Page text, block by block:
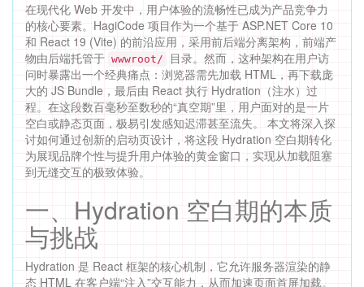
在现代化 Web 开发中，用户体验的流畅性已成为产品竞争力
的核心要素。HagiCode 项目作为一个基于 ASP.NET Core 10
和 React 19 (Vite) 的前沿应用，采用前后端分离架构，前端产
物由后端托管于 wwwroot/
目录。然而，这种架构在用户访
问时暴露出一个经典痛点：浏览器需先加载 HTML，再下载庞
大的 JS Bundle，最后由 React 执行 Hydration（注水）过
程。在这段数百毫秒至数秒的“真空期”里，用户面对的是一片
空白或静态页面，极易引发感知迟滞甚至流失。 本文将深入探
讨如何通过创新的启动页设计，将这段 Hydration 空白期转化
为展现品牌个性与提升用户体验的黄金窗口，实现从加载阻塞
到无缝交互的极致体验。
一、Hydration 空白期的本质
与挑战
Hydration 是 React 框架的核心机制，它允许服务器渲染的静
态 HTML 在客户端“注入”交互能力，从而加速页面首屏加载。